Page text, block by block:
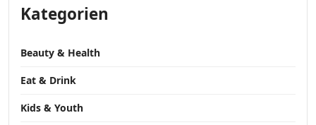
Kategorien
Beauty & Health
Eat & Drink
Kids & Youth